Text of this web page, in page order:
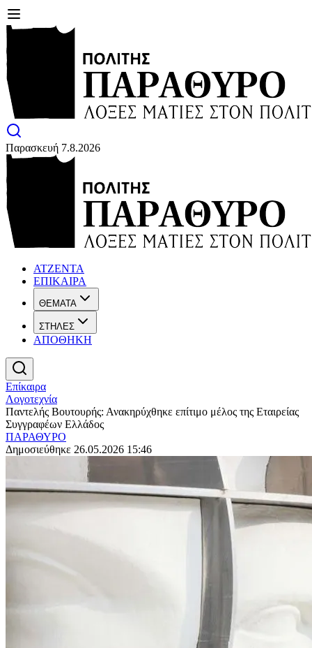
Παρασκευή 7.8.2026
ΑΤΖΕΝΤΑ
ΕΠΙΚΑΙΡΑ
ΘΕΜΑΤΑ
ΣΤΗΛΕΣ
ΑΠΟΘΗΚΗ
Επίκαιρα
Λογοτεχνία
Παντελής Βουτουρής: Ανακηρύχθηκε επίτιμο μέλος της Εταιρείας
Συγγραφέων Ελλάδος
ΠΑΡΑΘΥΡΟ
Δημοσιεύθηκε 26.05.2026 15:46